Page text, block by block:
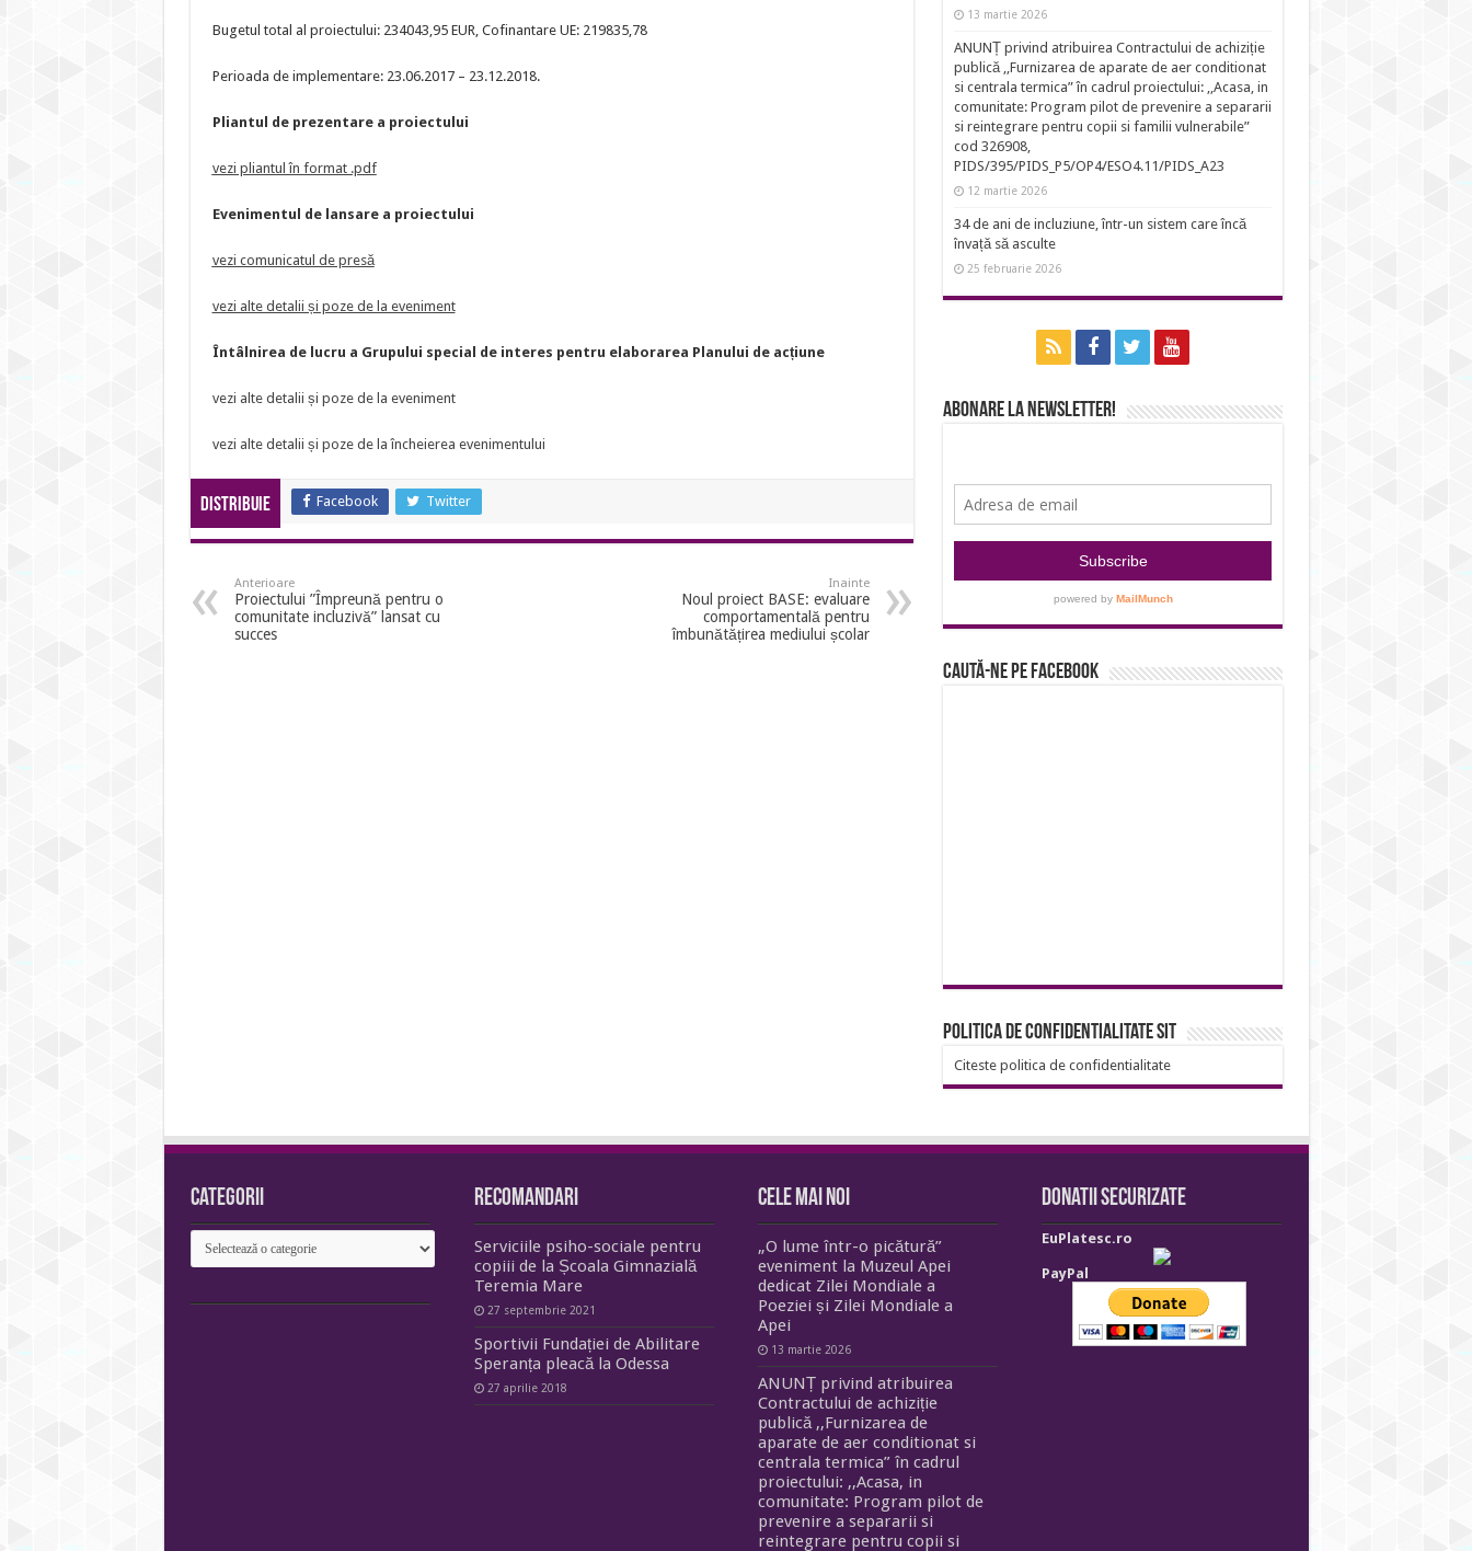
Bugetul total al proiectului: 234043,95 EUR, Cofinantare UE: 219835,78
Perioada de implementare: 23.06.2017 – 23.12.2018.
Pliantul de prezentare a proiectului
vezi pliantul în format .pdf
Evenimentul de lansare a proiectului
vezi comunicatul de presă
vezi alte detalii și poze de la eveniment
Întâlnirea de lucru a Grupului special de interes pentru elaborarea Planului de acțiune
vezi alte detalii și poze de la eveniment
vezi alte detalii și poze de la încheierea evenimentului
Distribuie Facebook Twitter
Anterioare
Proiectului ”Împreună pentru o
comunitate incluzivă” lansat cu
succes
Inainte
Noul proiect BASE: evaluare
comportamentală pentru
îmbunătățirea mediului școlar
13 martie 2026
ANUNȚ privind atribuirea Contractului de achiziție
publică ,,Furnizarea de aparate de aer conditionat
si centrala termica” în cadrul proiectului: ,,Acasa, in
comunitate: Program pilot de prevenire a separarii
si reintegrare pentru copii si familii vulnerabile”
cod 326908,
PIDS/395/PIDS_P5/OP4/ESO4.11/PIDS_A23
12 martie 2026
34 de ani de incluziune, într-un sistem care încă
învață să asculte
25 februarie 2026
Abonare la newsletter!
Caută-ne pe Facebook
Politica de confidentialitate sit
Citeste politica de confidentialitate
Categorii
Categorii
Recomandari
Serviciile psiho-sociale pentru
copiii de la Școala Gimnazială
Teremia Mare
27 septembrie 2021
Sportivii Fundației de Abilitare
Speranța pleacă la Odessa
27 aprilie 2018
Cele mai noi
„O lume într-o picătură”
eveniment la Muzeul Apei
dedicat Zilei Mondiale a
Poeziei și Zilei Mondiale a
Apei
13 martie 2026
ANUNȚ privind atribuirea
Contractului de achiziție
publică ,,Furnizarea de
aparate de aer conditionat si
centrala termica” în cadrul
proiectului: ,,Acasa, in
comunitate: Program pilot de
prevenire a separarii si
reintegrare pentru copii si
Donatii securizate
EuPlatesc.ro
PayPal